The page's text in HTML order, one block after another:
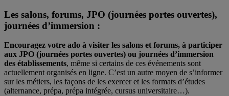
Les salons, forums, JPO (journées portes ouvertes),
journées d’immersion :
Encouragez votre ado à visiter les salons et forums, à participer
aux JPO (journées portes ouvertes) ou journées d’immersion
des établissements, même si certains de ces événements sont
actuellement organisés en ligne. C’est un autre moyen de s’informer
sur les métiers, les façons de les exercer et les formats d’études
(alternance, prépa, prépa intégrée, cursus universitaire…).